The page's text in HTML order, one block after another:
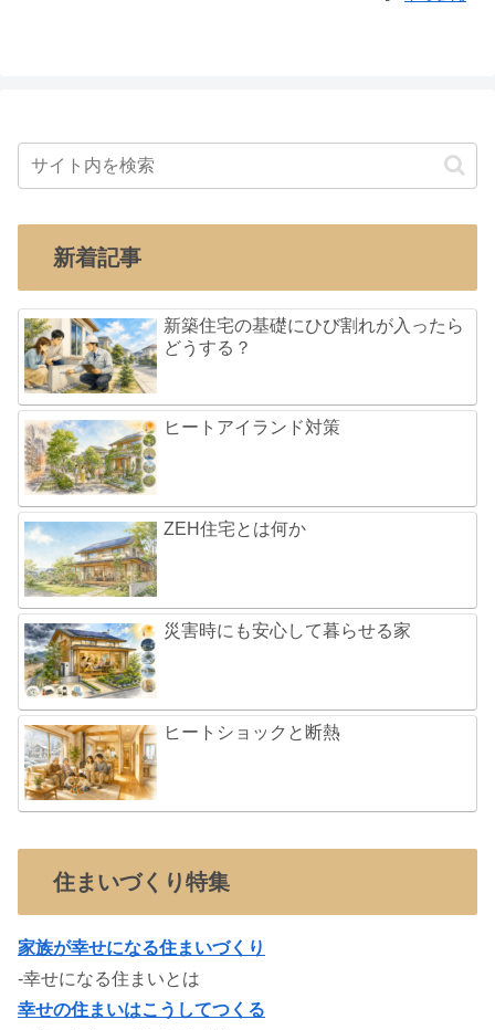
新着記事
新築住宅の基礎にひび割れが入ったら
どうする？
ヒートアイランド対策
ZEH住宅とは何か
災害時にも安心して暮らせる家
ヒートショックと断熱
住まいづくり特集
家族が幸せになる住まいづくり
-幸せになる住まいとは
幸せの住まいはこうしてつくる